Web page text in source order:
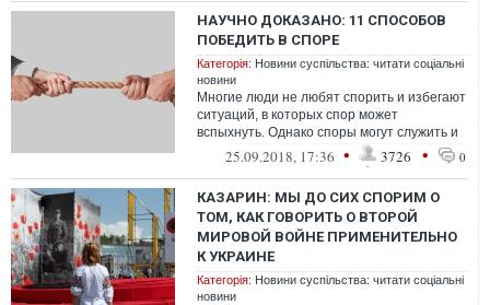
НАУЧНО ДОКАЗАНО: 11 СПОСОБОВ
ПОБЕДИТЬ В СПОРЕ
Категорія: Новини суспільства: читати соціальні
новини
Многие люди не любят спорить и избегают
ситуаций, в которых спор может
вспыхнуть. Однако споры могут служить и
добрым целям и менять устаревшие
25.09.2018, 17:36 • 3726 • 0
КАЗАРИН: МЫ ДО СИХ СПОРИМ О
ТОМ, КАК ГОВОРИТЬ О ВТОРОЙ
МИРОВОЙ ВОЙНЕ ПРИМЕНИТЕЛЬНО
К УКРАИНЕ
Категорія: Новини суспільства: читати соціальні
новини